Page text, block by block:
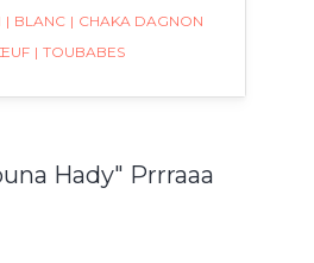
| BLANC | CHAKA DAGNON
| TOUBABES
Hady" Prrraaa